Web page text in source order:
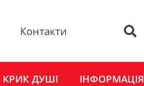
Контакти
КРИК ДУШІ ІНФОРМАЦІЯ